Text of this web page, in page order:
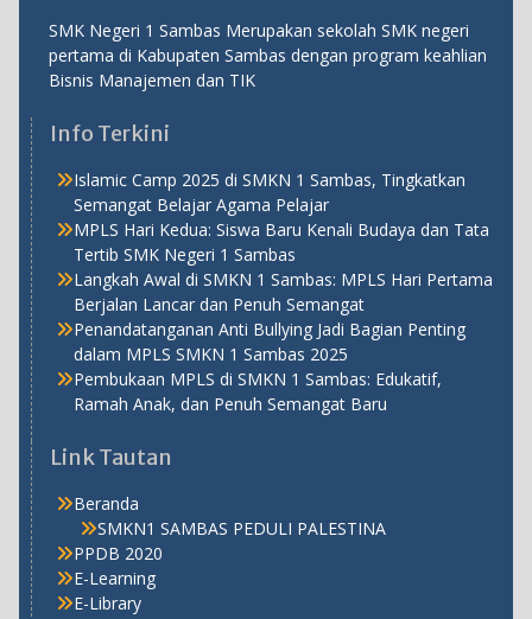
SMK Negeri 1 Sambas Merupakan sekolah SMK negeri
pertama di Kabupaten Sambas dengan program keahlian
Bisnis Manajemen dan TIK
Info Terkini
Islamic Camp 2025 di SMKN 1 Sambas, Tingkatkan
Semangat Belajar Agama Pelajar
MPLS Hari Kedua: Siswa Baru Kenali Budaya dan Tata
Tertib SMK Negeri 1 Sambas
Langkah Awal di SMKN 1 Sambas: MPLS Hari Pertama
Berjalan Lancar dan Penuh Semangat
Penandatanganan Anti Bullying Jadi Bagian Penting
dalam MPLS SMKN 1 Sambas 2025
Pembukaan MPLS di SMKN 1 Sambas: Edukatif,
Ramah Anak, dan Penuh Semangat Baru
Link Tautan
Beranda
SMKN1 SAMBAS PEDULI PALESTINA
PPDB 2020
E-Learning
E-Library